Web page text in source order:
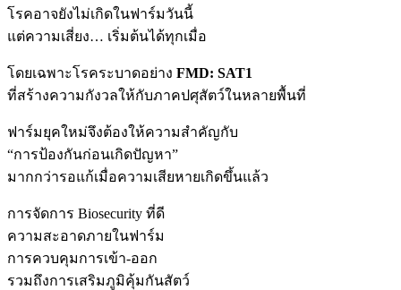
โรคอาจยังไม่เกิดในฟาร์มวันนี้
แต่ความเสี่ยง… เริ่มต้นได้ทุกเมื่อ
โดยเฉพาะโรคระบาดอย่าง FMD: SAT1
ที่สร้างความกังวลให้กับภาคปศุสัตว์ในหลายพื้นที่
ฟาร์มยุคใหม่จึงต้องให้ความสำคัญกับ
“การป้องกันก่อนเกิดปัญหา”
มากกว่ารอแก้เมื่อความเสียหายเกิดขึ้นแล้ว
การจัดการ Biosecurity ที่ดี
ความสะอาดภายในฟาร์ม
การควบคุมการเข้า-ออก
รวมถึงการเสริมภูมิคุ้มกันสัตว์